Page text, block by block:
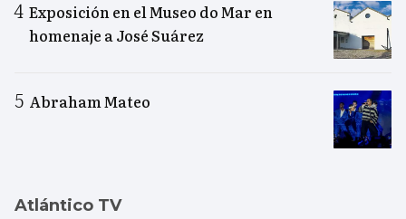
Exposición en el Museo do Mar en
homenaje a José Suárez
Abraham Mateo
Atlántico TV